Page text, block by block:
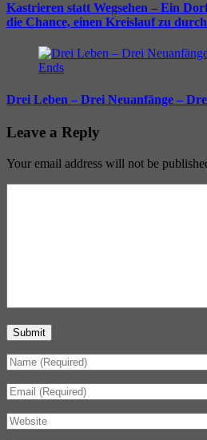
Kastrieren statt Wegsehen – Ein
die Chance, einen Kreislauf zu
Drei Leben – Drei Neuanfänge –
Leave a Reply
Your email address will not be
Submit